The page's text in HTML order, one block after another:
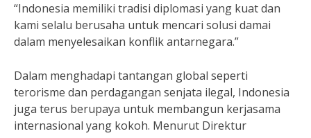
“Indonesia memiliki tradisi diplomasi yang kuat dan
kami selalu berusaha untuk mencari solusi damai
dalam menyelesaikan konflik antarnegara.”
Dalam menghadapi tantangan global seperti
terorisme dan perdagangan senjata ilegal, Indonesia
juga terus berupaya untuk membangun kerjasama
internasional yang kokoh. Menurut Direktur